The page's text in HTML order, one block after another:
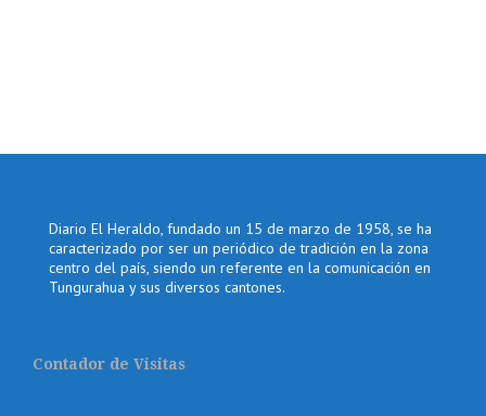
Diario El Heraldo, fundado un 15 de marzo de 1958, se ha
caracterizado por ser un periódico de tradición en la zona
centro del país, siendo un referente en la comunicación en
Tungurahua y sus diversos cantones.
Contador de Visitas